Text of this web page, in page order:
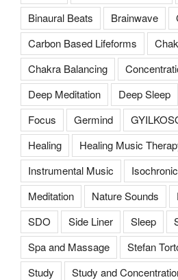
Binaural Beats Brainwave
Carbon Based Lifeforms
Chakra Balancing
Deep Meditation
Deep Sleep
Focus
Germind
Healing
Healing Music
Instrumental Music
Meditation
Nature Sounds
SDO
Side Liner Sleep
Spa and Massage
Stefan
Study
Study and